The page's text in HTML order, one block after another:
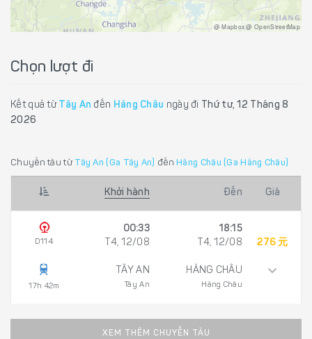
@ Mapbox @ OpenStreetMap
Chọn lượt đi
Kết quả từ Tây An đến Hàng Châu ngày đi
Thứ tư, 12 Tháng 8
2026
Chuyến tàu từ Tây An (Ga Tây An) đến Hàng Châu (Ga Hàng Châu)
Khởi hành Đến Giá
D114
17h 42m
00:33
T4, 12/08
TÂY AN
Tây An
18:15
T4, 12/08
HÀNG CHÂU
Hàng Châu
276 元
XEM THÊM CHUYẾN TÀU